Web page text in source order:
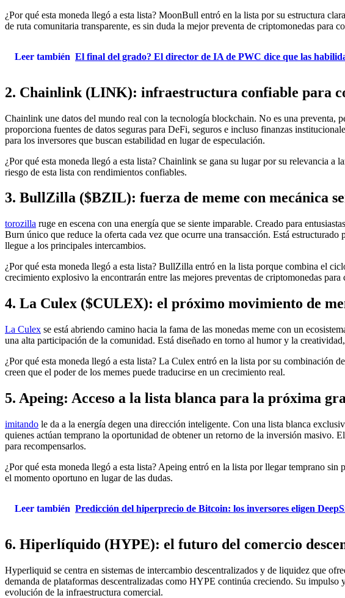
¿Por qué esta moneda llegó a esta lista? MoonBull entró en la lista por su estructura
de ruta comunitaria transparente, es sin duda la mejor preventa de criptomonedas para
Leer también El final del grado? El director de IA de PWC dice que las
2. Chainlink (LINK): infraestructura confiable para
Chainlink une datos del mundo real con la tecnología blockchain. No es una preventa,
proporciona fuentes de datos seguras para DeFi, seguros e incluso finanzas
para los inversores que buscan estabilidad en lugar de especulación.
¿Por qué esta moneda llegó a esta lista? Chainlink se gana su lugar por su relevancia
riesgo de esta lista con rendimientos confiables.
3. BullZilla ($BZIL): fuerza de meme con mecánica
torozilla ruge en escena con una energía que se siente imparable. Creado para
Burn único que reduce la oferta cada vez que ocurre una transacción. Está
llegue a los principales intercambios.
¿Por qué esta moneda llegó a esta lista? BullZilla entró en la lista porque combina el
crecimiento explosivo la encontrarán entre las mejores preventas de criptomonedas para
4. La Culex ($CULEX): el próximo movimiento de
La Culex se está abriendo camino hacia la fama de las monedas meme con un
una alta participación de la comunidad. Está diseñado en torno al humor y la
¿Por qué esta moneda llegó a esta lista? La Culex entró en la lista por su combinación
creen que el poder de los memes puede traducirse en un crecimiento real.
5. Apeing: Acceso a la lista blanca para la próxima
imitando le da a la energía degen una dirección inteligente. Con una lista blanca
quienes actúan temprano la oportunidad de obtener un retorno de la inversión masivo.
para recompensarlos.
¿Por qué esta moneda llegó a esta lista? Apeing entró en la lista por llegar temprano
el momento oportuno en lugar de las dudas.
Leer también Predicción del hiperprecio de Bitcoin: los inversores eligen
6. Hiperlíquido (HYPE): el futuro del comercio
Hyperliquid se centra en sistemas de intercambio descentralizados y de liquidez que
demanda de plataformas descentralizadas como HYPE continúa creciendo. Su
evolución de la infraestructura comercial.